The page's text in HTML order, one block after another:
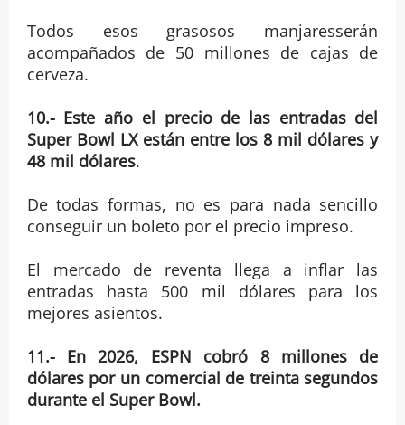
Todos esos grasosos manjaresserán
acompañados de 50 millones de cajas de
cerveza.
10.- Este año el precio de las entradas del
Super Bowl LX están entre los 8 mil dólares y
48 mil dólares.
De todas formas, no es para nada sencillo
conseguir un boleto por el precio impreso.
El mercado de reventa llega a inflar las
entradas hasta 500 mil dólares para los
mejores asientos.
11.- En 2026, ESPN cobró 8 millones de
dólares por un comercial de treinta segundos
durante el Super Bowl.